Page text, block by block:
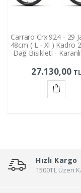
Carraro Crx 924 - 29
48cm ( L - Xl ) Kadro
Dağ Bisikleti -
Kırmızı
27.130,00 TL
Hızlı Kargo
1500TL Üzeri